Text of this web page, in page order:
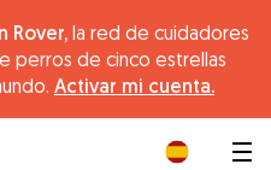
Rover, la red de cuidadores
perros de cinco estrellas
Activar mi cuenta.